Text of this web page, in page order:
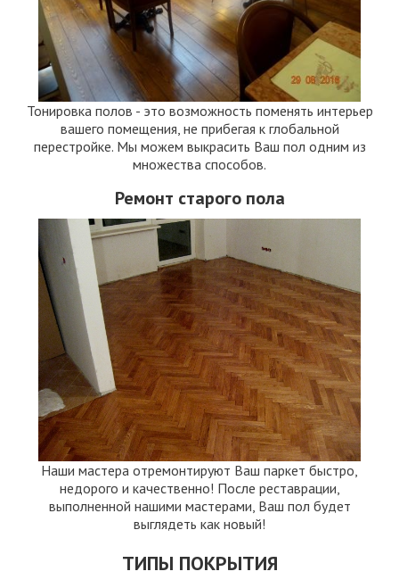
Тонировка полов - это возможность поменять интерьер
вашего помещения, не прибегая к глобальной
перестройке. Мы можем выкрасить Ваш пол одним из
множества способов.
Ремонт старого пола
Наши мастера отремонтируют Ваш паркет быстро,
недорого и качественно! После реставрации,
выполненной нашими мастерами, Ваш пол будет
выглядеть как новый!
ТИПЫ ПОКРЫТИЯ